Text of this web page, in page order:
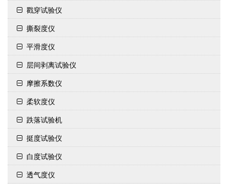
戳穿试验仪
撕裂度仪
平滑度仪
层间剥离试验仪
摩擦系数仪
柔软度仪
跌落试验机
挺度试验仪
白度试验仪
透气度仪